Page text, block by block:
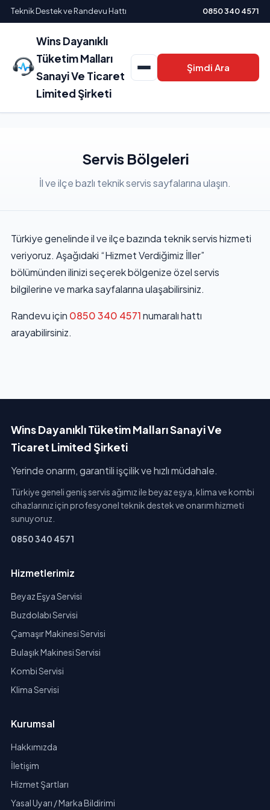
Teknik Destek ve Randevu Hattı 0850 340 4571
Wins Dayanıklı
Tüketim Malları
Sanayi Ve Ticaret
Limited Şirketi
Şimdi Ara
Servis Bölgeleri
İl ve ilçe bazlı teknik servis sayfalarına ulaşın.
Türkiye genelinde il ve ilçe bazında teknik servis hizmeti
veriyoruz. Aşağıdaki “Hizmet Verdiğimiz İller”
bölümünden ilinizi seçerek bölgenize özel servis
bilgilerine ve marka sayfalarına ulaşabilirsiniz.
Randevu için 0850 340 4571numaralı hattı
arayabilirsiniz.
Wins Dayanıklı Tüketim Malları Sanayi Ve
Ticaret Limited Şirketi
Yerinde onarım, garantili işçilik ve hızlı müdahale.
Türkiye geneli geniş servis ağımız ile beyaz eşya, klima ve kombi
cihazlarınız için profesyonel teknik destek ve onarım hizmeti
sunuyoruz.
0850 340 4571
Hizmetlerimiz
Beyaz Eşya Servisi
Buzdolabı Servisi
Çamaşır Makinesi Servisi
Bulaşık Makinesi Servisi
Kombi Servisi
Klima Servisi
Kurumsal
Hakkımızda
İletişim
Hizmet Şartları
Yasal Uyarı / Marka Bildirimi